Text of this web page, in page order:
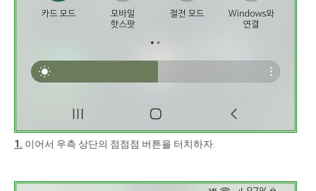
1. 이어서 우측 상단의 점점점 버튼을 터치하자.